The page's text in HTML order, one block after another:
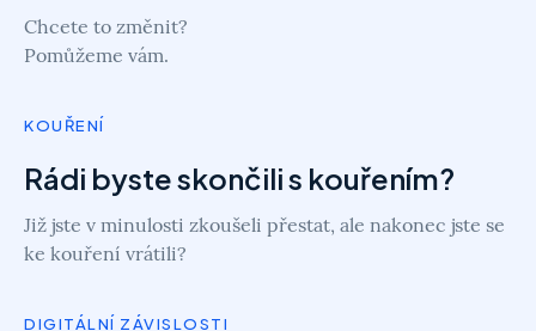
Chcete to změnit?
Pomůžeme vám.
KOUŘENÍ
Rádi byste skončili s kouřením?
Již jste v minulosti zkoušeli přestat, ale nakonec jste se
ke kouření vrátili?
DIGITÁLNÍ ZÁVISLOSTI